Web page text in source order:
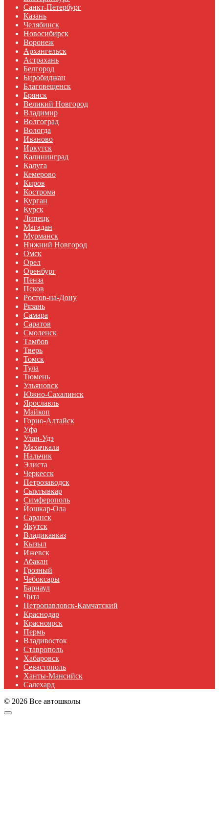
Санкт-Петербург
Казань
Челябинск
Новосибирск
Воронеж
Архангельск
Астрахань
Белгород
Биробиджан
Благовещенск
Брянск
Великий Новгород
Владимир
Волгоград
Вологда
Иваново
Иркутск
Калининград
Калуга
Кемерово
Киров
Кострома
Курган
Курск
Липецк
Магадан
Мурманск
Нижний Новгород
Омск
Орел
Оренбург
Пенза
Псков
Ростов-на-Дону
Рязань
Самара
Саратов
Смоленск
Тамбов
Тверь
Томск
Тула
Тюмень
Ульяновск
Южно-Сахалинск
Ярославль
Майкоп
Горно-Алтайск
Уфа
Улан-Удэ
Махачкала
Нальчик
Элиста
Черкесск
Петрозаводск
Сыктывкар
Симферополь
Йошкар-Ола
Саранск
Якутск
Владикавказ
Кызыл
Ижевск
Абакан
Грозный
Чебоксары
Барнаул
Чита
Петропавловск-Камчатский
Краснодар
Красноярск
Пермь
Владивосток
Ставрополь
Хабаровск
Севастополь
Ханты-Мансийск
Салехард
© 2026 Все автошколы